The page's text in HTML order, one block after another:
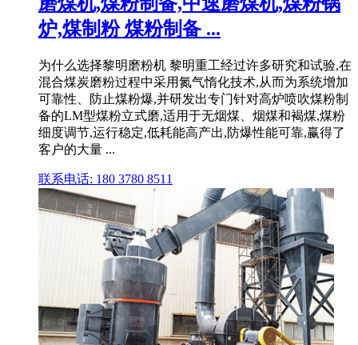
炉,煤制粉 煤粉制备 ...
为什么选择黎明磨粉机 黎明重工经过许多研究和试验,在
混合煤炭磨粉过程中采用氮气惰化技术,从而为系统增加
可靠性、防止煤粉爆,并研发出专门针对高炉喷吹煤粉制
备的LM型煤粉立式磨,适用于无烟煤、烟煤和褐煤,煤粉
细度调节,运行稳定,低耗能高产出,防爆性能可靠,赢得了
客户的大量 ...
联系电话: 180 3780 8511